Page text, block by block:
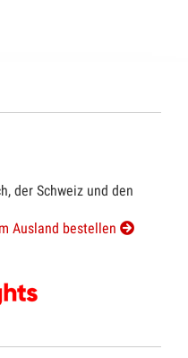
der Schweiz und den
Ausland bestellen